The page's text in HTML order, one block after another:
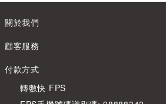
關於我們
顧客服務
付款方式
轉數快 FPS